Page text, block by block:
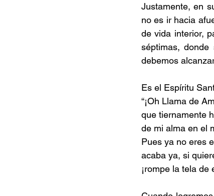
Justamente, en
no es ir hacia
de vida interior,
séptimas,
debemos
Es el Espíritu
“¡Oh Llama de
que tiernamente
de mi alma en el
Pues ya no eres
acaba ya, si
¡rompe la tela de